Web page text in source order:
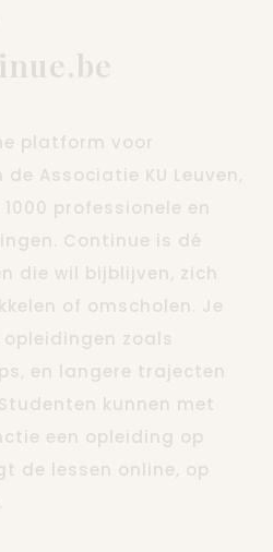
platform voor
Associatie KU Leuven,
professionele en
Continue is dé
die wil bijblijven, zich
of omscholen. Je
zoals
en langere trajecten
kunnen met
een opleiding op
de lessen online, op